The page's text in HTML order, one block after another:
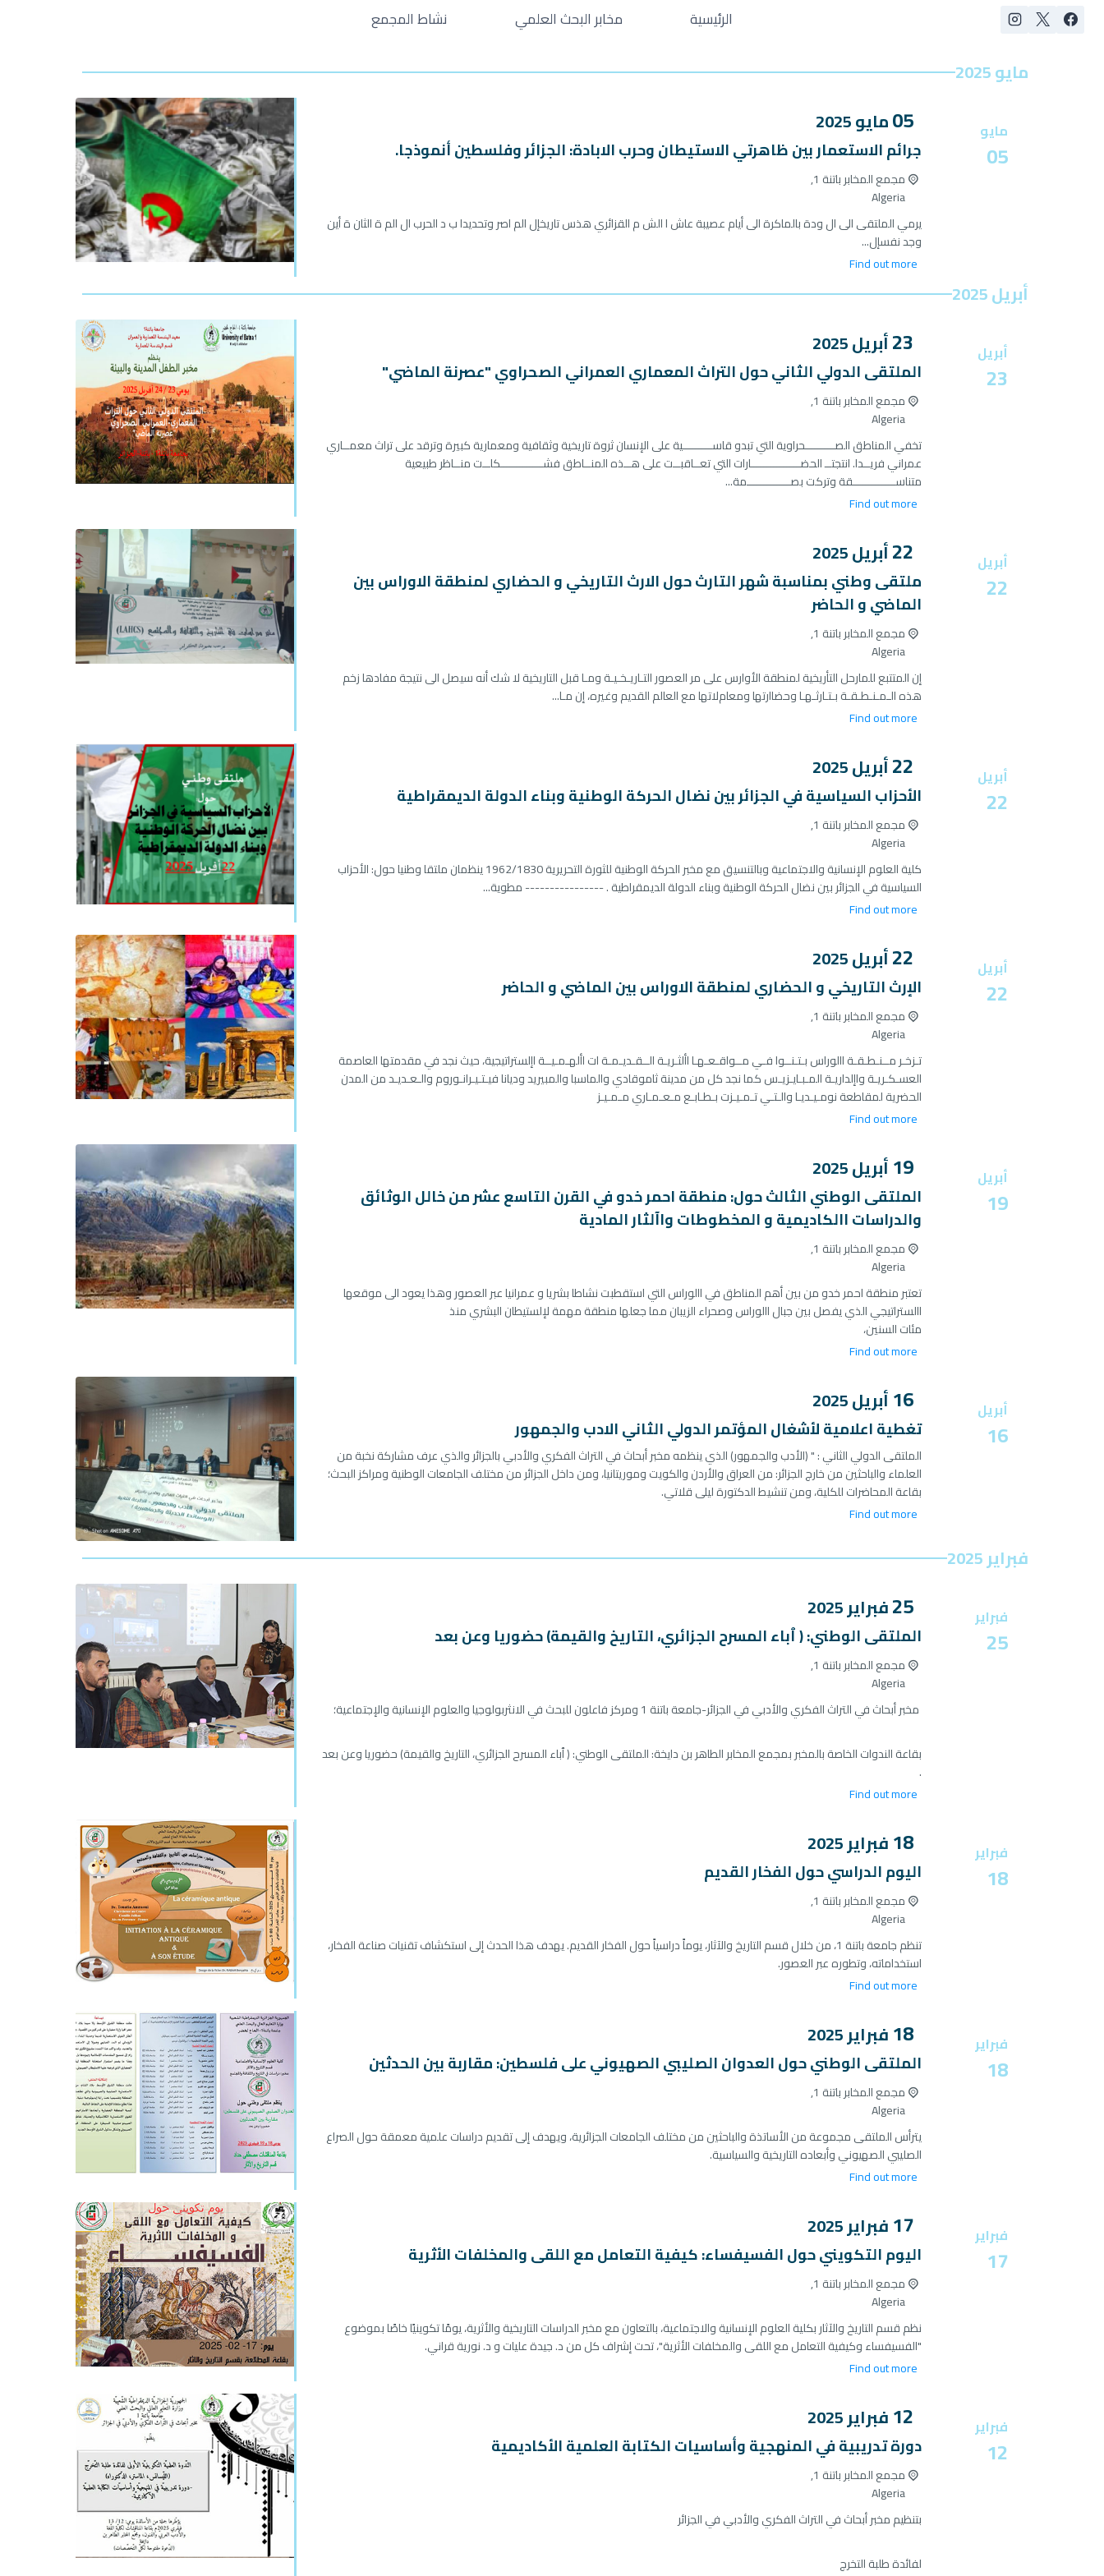
الرئيسية مخابر البحث العلمي نشاط المجمع
مايو 2025
مايو
05
05مايو2025
جرائم الاستعمار بين ظاهرتي الاستيطان وحرب الابادة: الجزائر وفلسطين أنموذجا.
مجمع المخابر باتنة 1,
Algeria
يرمي الملتقى الى ال ودة بالماكرة الى أيام عصيبة عاش ا الش م القزائري هذس تاريخإل الم اصر وتحديدا ب د الحرب ال الم ة الثان ة أين
وجد نفسإل...
Find out more
أبريل 2025
أبريل
23
23أبريل2025
الملتقى الدولي الثاني حول التراث المعماري العمراني الصحراوي "عصرنة الماضي"
مجمع المخابر باتنة 1,
Algeria
تخفي المناطق الصـــــــــحراوية التي تبدو قاســـــــــية على الإنسان ثروة تاريخية وثقافية ومعمارية كبيرة وترقد على تراث معمــاري
عمراني فريــدا. انتجتــ الحضـــــــــــــــارات التي تعــاقبــت على هــذه المنــاطق فشـــــــــــــكلــت منــاظر طبيعية
متناســـــــــــــقة وتركت بصـــــــــــــمة...
Find out more
أبريل
22
22أبريل2025
ملتقى وطني بمناسبة شهر التارث حول الارث التاريخي و الحضاري لمنطقة الاوراس بين
الماضي و الحاضر
مجمع المخابر باتنة 1,
Algeria
إن المتتبع للمارحل التأريخية لمنطقة اﻷوارس على مر العصور التـاريـخـيـة ومـا قبل التاريخية ﻻ شك أنه سيصل الى نتيجة مفادها زخم
هذه الـمـنـطـقـة بـتـارثـهـا وحضاارتها ومعامﻻتها مع العالم القديم وغيره، إن مـا...
Find out more
أبريل
22
22أبريل2025
الأحزاب السياسية في الجزائر بين نضال الحركة الوطنية وبناء الدولة الديمقراطية
مجمع المخابر باتنة 1,
Algeria
كلية العلوم الإنسانية والاجتماعية وبالتنسيق مع مخبر الحركة الوطنية للثورة التحريرية 1962/1830 ينظمان ملتقا وطنيا حول: الأحزاب
السياسية في الجزائر بين نضال الحركة الوطنية وبناء الدولة الديمقراطية . ---------------- مطوية...
Find out more
أبريل
22
22أبريل2025
الإرث التاريخي و الحضاري لمنطقة الاوراس بين الماضي و الحاضر
مجمع المخابر باتنة 1,
Algeria
تـزخـر مــنـطـقـة االوراس بـتـنــوا فـي مــواقـعـهـا األثـريـة الــقـديـمـة ات األهـمـيــة اإلستراتيجية، حيث نجد في مقدمتها العاصمة
العسـكـريـة واإلداريـة المـبـايـزيـس كما نجد كل من مدينة ثاموقادي والماسبا والمبيريد وديانا فيـتـيـرانـوروم والـعـديـد من المدن
الحضرية لمقاطعة نومـيـديـا والـتـي تـمـيـزت بـطـابـع مـعـمـاري مـمـيـز
Find out more
أبريل
19
19أبريل2025
الملتقى الوطني الثالث حول: منطقة احمر خدو في القرن التاسع عشر من خالل الوثائق
والدراسات االكاديمية و المخطوطات واآلثار المادية
مجمع المخابر باتنة 1,
Algeria
تعتبر منطقة احمر خدو من بين أهم المناطق في االوراس التي استقطبت نشاطا بشريا و عمرانيا عبر العصور وهذا يعود الى موقعها
االستراتيجي الذي يفصل بين جبال االوراس وصحراء الزيبان مما جعلها منطقة مهمة لإلستيطان البشري منذ
مئات السنين،
Find out more
أبريل
16
16أبريل2025
تغطية اعلامية لأشغال المؤتمر الدولي الثاني الادب والجمهور
الملتقى الدولي الثاني : " (الأدب والجمهور) الذي ينظمه مخبر أبحاث في التراث الفكري والأدبي بالجزائر والذي عرف مشاركة نخبة من
العلماء والباحثين من خارج الجزائر: من العراق والأردن والكويت وموريتانيا، ومن داخل الجزائر من مختلف الجامعات الوطنية ومراكز البحث؛
بقاعة المحاضرات للكلية، ومن تنشيط الدكتورة ليلى قلاتي.
Find out more
فبراير 2025
فبراير
25
25فبراير2025
الملتقى الوطني: ( ٱباء المسرح الجزائري، التاريخ والقيمة) حضوريا وعن بعد
مجمع المخابر باتنة 1,
Algeria
مخبر أبحاث في التراث الفكري والأدبي في الجزائر-جامعة باتنة 1 ومركز فاعلون للبحث في الانثربولوجيا والعلوم الإنسانية والإجتماعية؛
بقاعة الندوات الخاصة بالمخبر بمجمع المخابر الطاهر بن دايخة: الملتقى الوطني: ( ٱباء المسرح الجزائري، التاريخ والقيمة) حضوريا وعن بعد
.
Find out more
فبراير
18
18فبراير2025
اليوم الدراسي حول الفخار القديم
مجمع المخابر باتنة 1,
Algeria
تنظم جامعة باتنة 1، من خلال قسم التاريخ والآثار، يوماً دراسياً حول الفخار القديم. يهدف هذا الحدث إلى استكشاف تقنيات صناعة الفخار،
استخداماته، وتطوره عبر العصور.
Find out more
فبراير
18
18فبراير2025
الملتقى الوطني حول العدوان الصليبي الصهيوني على فلسطين: مقاربة بين الحدثين
مجمع المخابر باتنة 1,
Algeria
يترأس الملتقى مجموعة من الأساتذة والباحثين من مختلف الجامعات الجزائرية، ويهدف إلى تقديم دراسات علمية معمقة حول الصراع
الصليبي الصهيوني وأبعاده التاريخية والسياسية.
Find out more
فبراير
17
17فبراير2025
اليوم التكويني حول الفسيفساء: كيفية التعامل مع اللقى والمخلفات الأثرية
مجمع المخابر باتنة 1,
Algeria
نظم قسم التاريخ والآثار بكلية العلوم الإنسانية والاجتماعية، بالتعاون مع مخبر الدراسات التاريخية والأثرية، يومًا تكوينيًا خاصًا بموضوع
"الفسيفساء وكيفية التعامل مع اللقى والمخلفات الأثرية"، تحت إشراف كل من د. جيدة عليات و د. نورية قراني.
Find out more
فبراير
12
12فبراير2025
دورة تدريبية في المنهجية وأساسيات الكتابة العلمية الأكاديمية
مجمع المخابر باتنة 1,
Algeria
بتنظيم مخبر أبحاث في التراث الفكري والأدبي في الجزائر
لفائدة طلبة التخرج